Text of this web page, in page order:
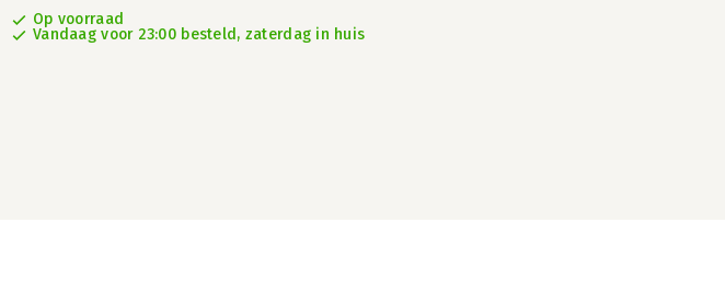
Op voorraad
Vandaag voor 23:00 besteld, zaterdag in huis